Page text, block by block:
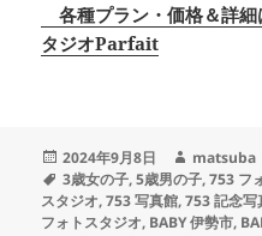
各種プラン・価格＆詳
タジオParfait
投
稿
日:
2024年9月8日
作
成
者
matsuba
タ
グ
3歳女の子,5歳男の子,753 フ
スタジオ,753 写真館,753 記念写
フォトスタジオ, BABY 伊勢市,